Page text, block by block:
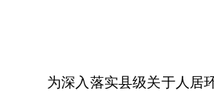
为深入落实县级关于人居